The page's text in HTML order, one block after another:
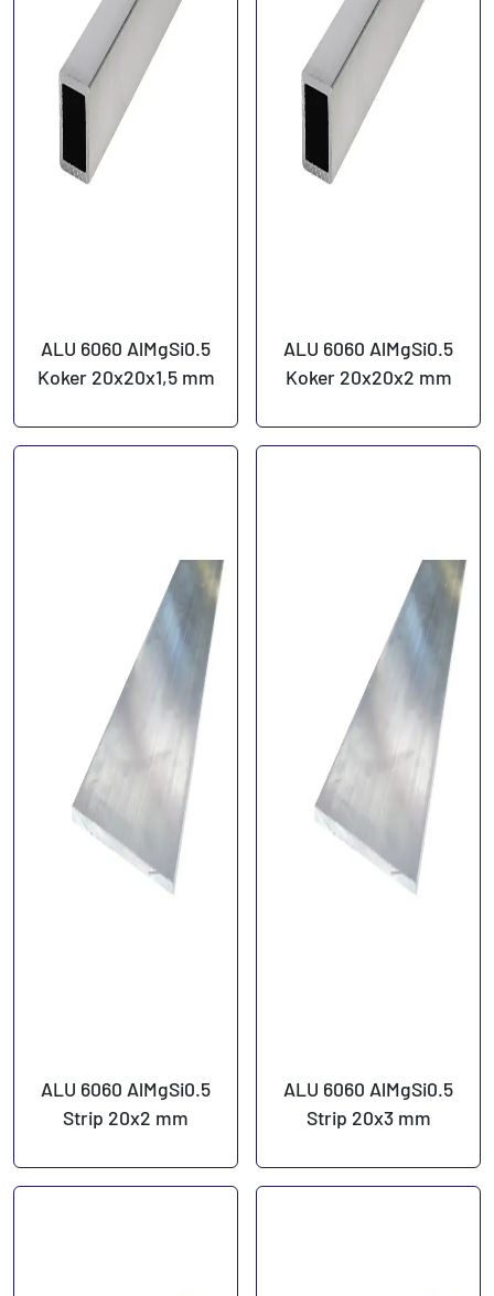
ALU 6060 AlMgSi0.5
Koker 20x20x1,5 mm
ALU 6060 AlMgSi0.5
Koker 20x20x2 mm
ALU 6060 AlMgSi0.5
Strip 20x2 mm
ALU 6060 AlMgSi0.5
Strip 20x3 mm